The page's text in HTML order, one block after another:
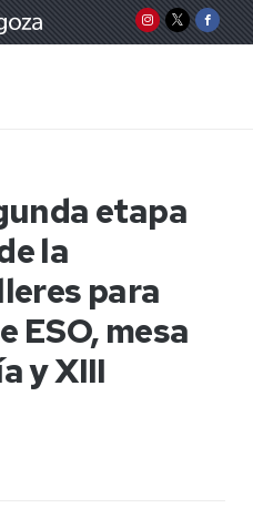
etapa
la
para
ESO, mesa
y XIII